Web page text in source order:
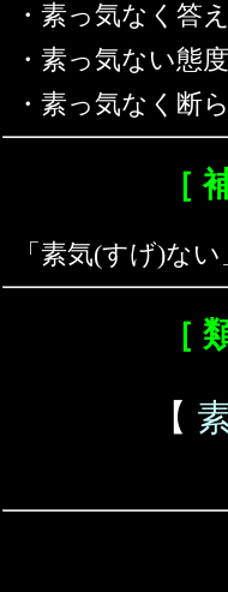
・素っ気なく答
・素っ気ない態度
・素っ気なく断
［
「素気(すげ)な
［
【